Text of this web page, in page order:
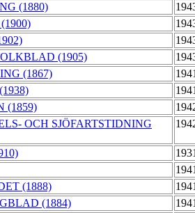
(1880)
(1905)
(1867)
(1859)
OCH SJÖFARTSTIDNING
(1888)
(1884)